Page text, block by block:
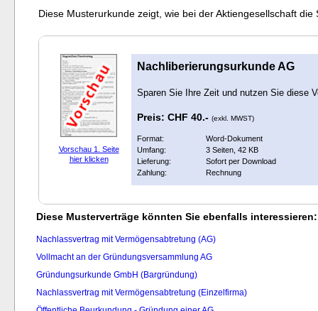
Diese Musterurkunde zeigt, wie bei der Aktiengesellschaft
Vorschau 1. Seite
hier klicken
Nachliberierungsurkunde AG
Sparen Sie Ihre Zeit und nutzen Sie diese
Preis: CHF 40.- (exkl. MWST)
Format:
Word-Dokument
Umfang:
3 Seiten, 42 KB
Lieferung:
Sofort per Download
Zahlung:
Rechnung
Diese Musterverträge könnten Sie ebenfalls interessieren:
Nachlassvertrag mit Vermögensabtretung (AG)
Vollmacht an der Gründungsversammlung AG
Gründungsurkunde GmbH (Bargründung)
Nachlassvertrag mit Vermögensabtretung (Einzelfirma)